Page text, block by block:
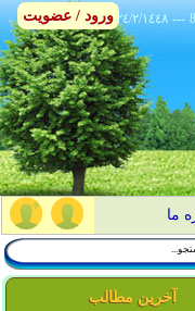
٢٤/٢/١٤٤٨ ---
ما
آخرین مطالب
ورود / عضویت